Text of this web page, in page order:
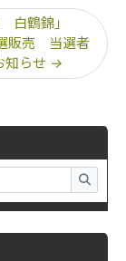
白鶴錦」
販売 当選者
知らせ →